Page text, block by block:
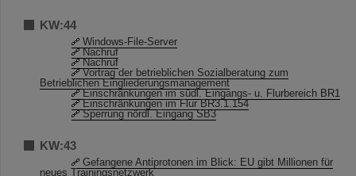
KW:44
Windows-File-Server
Nachruf
Nachruf
Vortrag der betrieblichen Sozialberatung zum
Betrieblichen Eingliederungsmanagement
Einschränkungen im südl. Eingangs- u. Flurbereich BR1
Einschränkungen im Flur BR3.1.154
Sperrung nördl. Eingang SB3
KW:43
Gefangene Antiprotonen im Blick: EU gibt Millionen für
neues Trainingsnetzwerk